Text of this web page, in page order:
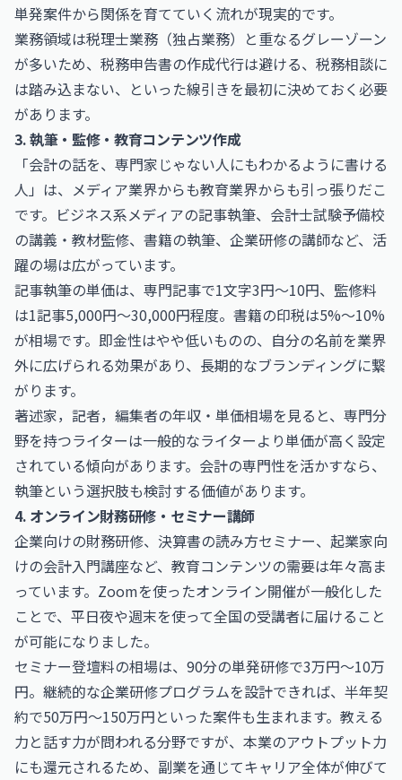
単発案件から関係を育てていく流れが現実的です。
業務領域は税理士業務（独占業務）と重なるグレーゾーン
が多いため、税務申告書の作成代行は避ける、税務相談に
は踏み込まない、といった線引きを最初に決めておく必要
があります。
3. 執筆・監修・教育コンテンツ作成
「会計の話を、専門家じゃない人にもわかるように書ける
人」は、メディア業界からも教育業界からも引っ張りだこ
です。ビジネス系メディアの記事執筆、会計士試験予備校
の講義・教材監修、書籍の執筆、企業研修の講師など、活
躍の場は広がっています。
記事執筆の単価は、専門記事で1文字3円〜10円、監修料
は1記事5,000円〜30,000円程度。書籍の印税は5%〜10%
が相場です。即金性はやや低いものの、自分の名前を業界
外に広げられる効果があり、長期的なブランディングに繋
がります。
著述家，記者，編集者の年収・単価相場を見ると、専門分
野を持つライターは一般的なライターより単価が高く設定
されている傾向があります。会計の専門性を活かすなら、
執筆という選択肢も検討する価値があります。
4. オンライン財務研修・セミナー講師
企業向けの財務研修、決算書の読み方セミナー、起業家向
けの会計入門講座など、教育コンテンツの需要は年々高ま
っています。Zoomを使ったオンライン開催が一般化した
ことで、平日夜や週末を使って全国の受講者に届けること
が可能になりました。
セミナー登壇料の相場は、90分の単発研修で3万円〜10万
円。継続的な企業研修プログラムを設計できれば、半年契
約で50万円〜150万円といった案件も生まれます。教える
力と話す力が問われる分野ですが、本業のアウトプット力
にも還元されるため、副業を通じてキャリア全体が伸びて